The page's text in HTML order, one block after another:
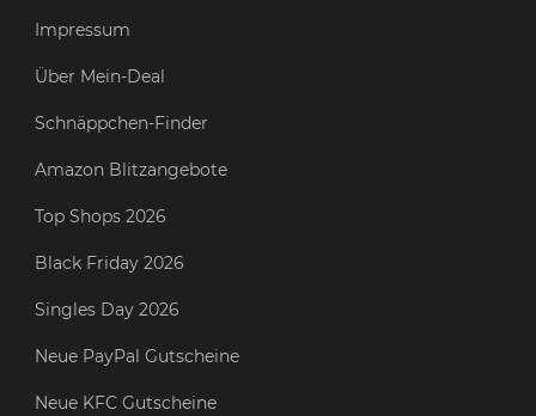
Impressum
Über Mein-Deal
Schnäppchen-Finder
Amazon Blitzangebote
Top Shops 2026
Black Friday 2026
Singles Day 2026
Neue PayPal Gutscheine
Neue KFC Gutscheine